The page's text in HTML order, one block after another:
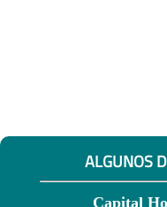
ALGUNOS
Capital